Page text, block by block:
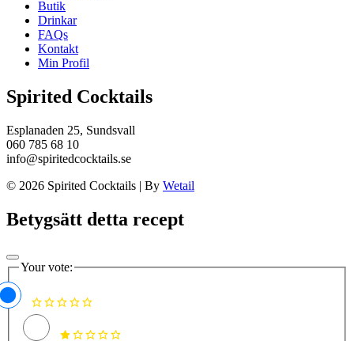
Butik
Drinkar
FAQs
Kontakt
Min Profil
Spirited Cocktails
Esplanaden 25, Sundsvall
060 785 68 10
info@spiritedcocktails.se
© 2026 Spirited Cocktails | By Wetail
Betygsätt detta recept
Your vote: